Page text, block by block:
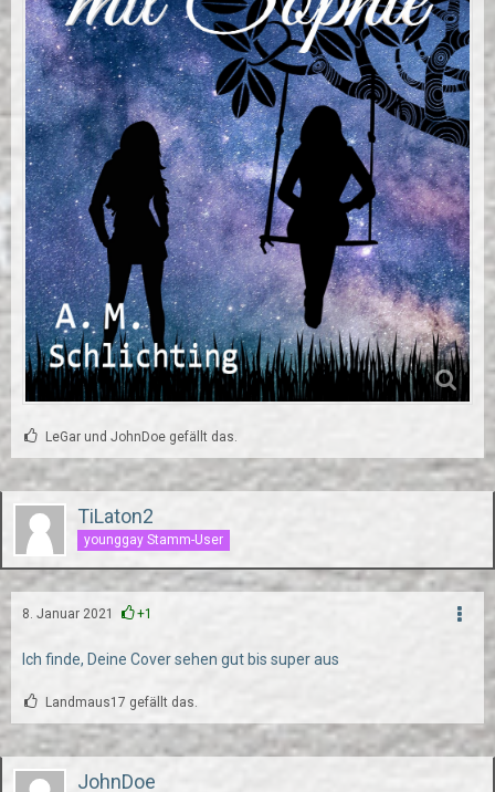
LeGar und JohnDoe gefällt das.
TiLaton2
younggay Stamm-User
8. Januar 2021 +1
Ich finde, Deine Cover sehen gut bis super aus
Landmaus17 gefällt das.
JohnDoe